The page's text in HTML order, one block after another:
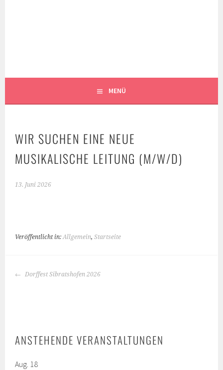
MENÜ
WIR SUCHEN EINE NEUE
MUSIKALISCHE LEITUNG (M/W/D)
13. Juni 2026
Veröffentlicht in:Allgemein,Startseite
BEITRAGS-
Dorffest Sibratshofen 2026
ANSTEHENDE VERANSTALTUNGEN
Aug. 18